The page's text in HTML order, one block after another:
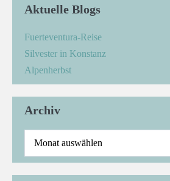
Aktuelle Blogs
Fuerteventura-Reise
Silvester in Konstanz
Alpenherbst
Archiv